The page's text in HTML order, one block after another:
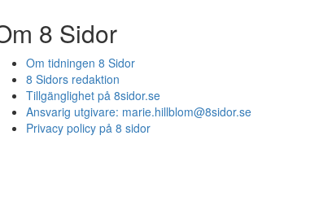
8 Sidor
Om tidningen 8 Sidor
8 Sidors redaktion
Tillgänglighet på 8sidor.se
Ansvarig utgivare: marie.hillblom@8sidor.se
Privacy policy på 8 sidor